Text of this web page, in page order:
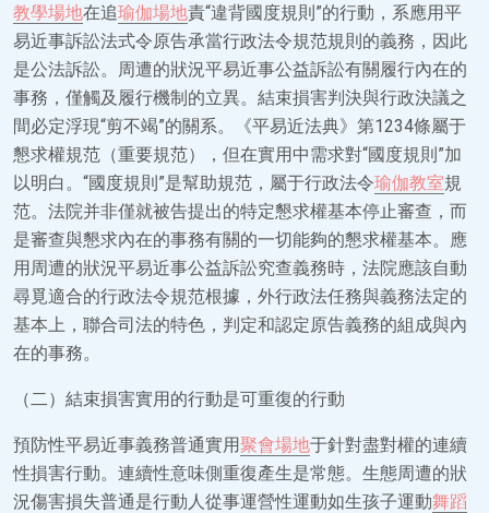
教學場地在追瑜伽場地責“違背國度規則”的行動，系應用平
易近事訴訟法式令原告承當行政法令規范規則的義務，因此
是公法訴訟。周遭的狀況平易近事公益訴訟有關履行內在的
事務，僅觸及履行機制的立異。結束損害判決與行政決議之
間必定浮現“剪不竭”的關系。《平易近法典》第1234條屬于
懇求權規范（重要規范），但在實用中需求對“國度規則”加
以明白。“國度規則”是幫助規范，屬于行政法令瑜伽教室規
范。法院并非僅就被告提出的特定懇求權基本停止審查，而
是審查與懇求內在的事務有關的一切能夠的懇求權基本。應
用周遭的狀況平易近事公益訴訟究查義務時，法院應該自動
尋覓適合的行政法令規范根據，外行政法任務與義務法定的
基本上，聯合司法的特色，判定和認定原告義務的組成與內
在的事務。
（二）結束損害實用的行動是可重復的行動
預防性平易近事義務普通實用聚會場地于針對盡對權的連續
性損害行動。連續性意味側重復產生是常態。生態周遭的狀
況傷害損失普通是行動人從事運營性運動如生孩子運動舞蹈